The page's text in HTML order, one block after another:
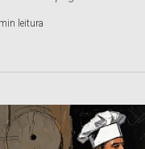
leitura